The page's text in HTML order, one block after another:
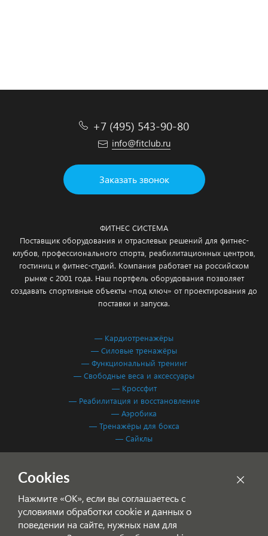
+7 (495) 543-90-80
info@fitclub.ru
Заказать звонок
ФИТНЕС СИСТЕМА
Поставщик оборудования и отраслевых решений для фитнес-
клубов, профессионального спорта, реабилитационных центров,
гостиниц и фитнес-студий. Компания работает на российском
рынке с 2001 года. Наш портфель оборудования позволяет
создавать спортивные объекты «под ключ» от проектирования до
поставки и запуска.
— Кардиотренажёры
— Силовые тренажёры
— Функциональный тренинг
— Свободные веса и аксессуары
— Кроссфит
— Реабилитация и восстановление
— Аэробика
— Тренажёры для бокса
— Сайклы
Согласие на обработку персональных данных
Cookies
Нажмите «ОК», если вы соглашаетесь с
условиями обработки cookie и данных о
поведении на сайте, нужных нам для